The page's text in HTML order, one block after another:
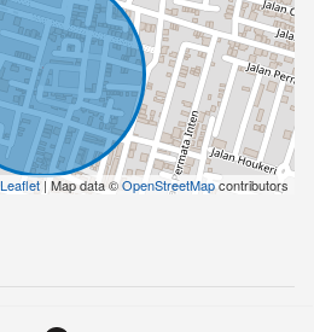
Leaflet | Map data ©OpenStreetMapcontributors